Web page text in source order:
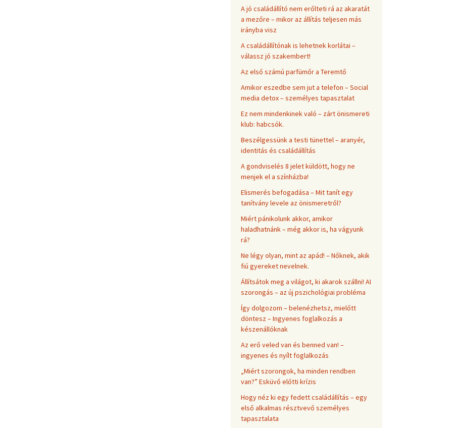
A jó családállító nem erőlteti rá az akaratát
a mezőre – mikor az állítás teljesen más
irányba visz
A családállítónak is lehetnek korlátai –
válassz jó szakembert!
Az első számú parfümőr a Teremtő
Amikor eszedbe sem jut a telefon – Social
media detox – személyes tapasztalat
Ez nem mindenkinek való – zárt önismereti
klub: habcsók.
Beszélgessünk a testi tünettel – aranyér,
identitás és családállítás
A gondviselés 8 jelet küldött, hogy ne
menjek el a színházba!
Elismerés befogadása – Mit tanít egy
tanítvány levele az önismeretről?
Miért pánikolunk akkor, amikor
haladhatnánk – még akkor is, ha vágyunk
rá?
Ne légy olyan, mint az apád! – Nőknek, akik
fiú gyereket nevelnek.
Állítsátok meg a világot, ki akarok szállni! AI
szorongás – az új pszichológiai probléma
Így dolgozom – belenézhetsz, mielőtt
döntesz – Ingyenes foglalkozás a
készenállóknak
Az erő veled van és benned van! –
ingyenes és nyílt foglalkozás
„Miért szorongok, ha minden rendben
van?” Esküvő előtti krízis
Hogy néz ki egy fedett családállítás – egy
első alkalmas résztvevő személyes
tapasztalata